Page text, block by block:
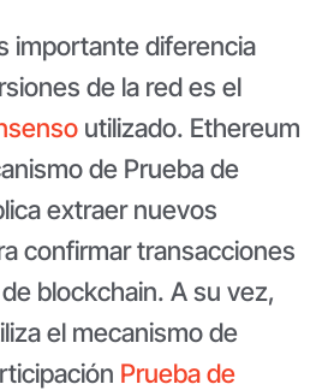
importante diferencia
de la red es el
utilizado. Ethereum
de Prueba de
extraer nuevos
confirmar transacciones
blockchain. A su vez,
el mecanismo de
Prueba de